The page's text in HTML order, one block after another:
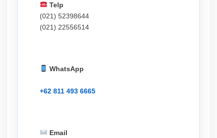
Telp
(021) 52398644
(021) 22556514
WhatsApp
+62 811 493 6665
Email